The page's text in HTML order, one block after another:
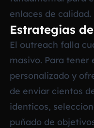
enlaces de calidad.
Estrategias
El outreach falla
masivo. Para tener
personalizado y
de enviar cientos
identicos,
puñado de